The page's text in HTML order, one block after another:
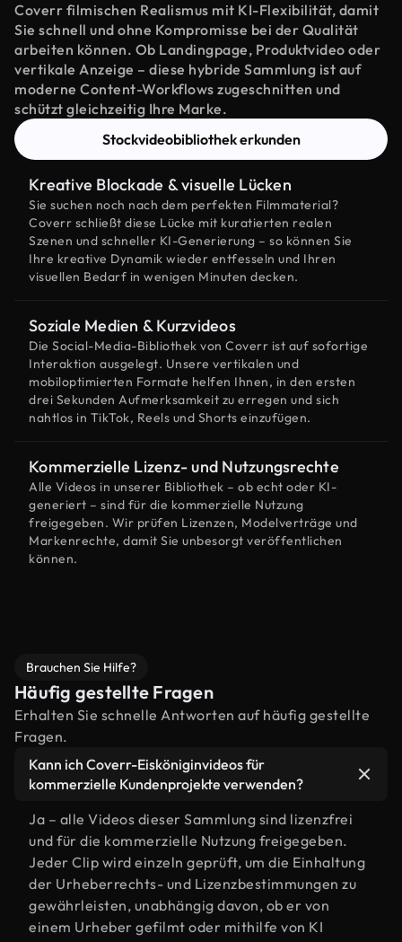
Coverr filmischen Realismus mit KI-Flexibilität, damit
Sie schnell und ohne Kompromisse bei der Qualität
arbeiten können. Ob Landingpage, Produktvideo oder
vertikale Anzeige – diese hybride Sammlung ist auf
moderne Content-Workflows zugeschnitten und
schützt gleichzeitig Ihre Marke.
Stockvideobibliothek erkunden
Kreative Blockade & visuelle Lücken
Sie suchen noch nach dem perfekten Filmmaterial?
Coverr schließt diese Lücke mit kuratierten realen
Szenen und schneller KI-Generierung – so können Sie
Ihre kreative Dynamik wieder entfesseln und Ihren
visuellen Bedarf in wenigen Minuten decken.
Soziale Medien & Kurzvideos
Die Social-Media-Bibliothek von Coverr ist auf sofortige
Interaktion ausgelegt. Unsere vertikalen und
mobiloptimierten Formate helfen Ihnen, in den ersten
drei Sekunden Aufmerksamkeit zu erregen und sich
nahtlos in TikTok, Reels und Shorts einzufügen.
Kommerzielle Lizenz- und Nutzungsrechte
Alle Videos in unserer Bibliothek – ob echt oder KI-
generiert – sind für die kommerzielle Nutzung
freigegeben. Wir prüfen Lizenzen, Modelverträge und
Markenrechte, damit Sie unbesorgt veröffentlichen
können.
Brauchen Sie Hilfe?
Häufig gestellte Fragen
Erhalten Sie schnelle Antworten auf häufig gestellte
Fragen.
Kann ich Coverr-Eisköniginvideos für
kommerzielle Kundenprojekte verwenden?
Ja – alle Videos dieser Sammlung sind lizenzfrei
und für die kommerzielle Nutzung freigegeben.
Jeder Clip wird einzeln geprüft, um die Einhaltung
der Urheberrechts- und Lizenzbestimmungen zu
gewährleisten, unabhängig davon, ob er von
einem Urheber gefilmt oder mithilfe von KI